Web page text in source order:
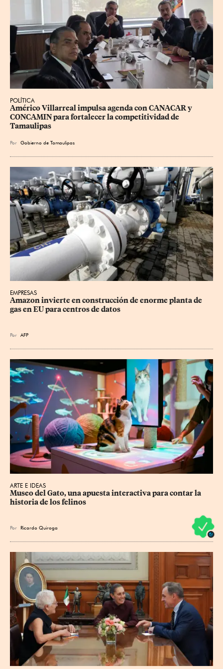
POLÍTICA
Américo Villarreal impulsa agenda con CANACAR y
CONCAMIN para fortalecer la competitividad de
Tamaulipas
Por Gobierno de Tamaulipas
EMPRESAS
Amazon invierte en construcción de enorme planta de
gas en EU para centros de datos
Por AFP
ARTE E IDEAS
Museo del Gato, una apuesta interactiva para contar la
historia de los felinos
Por Ricardo Quiroga